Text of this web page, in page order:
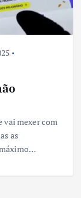
vai mexer com
as